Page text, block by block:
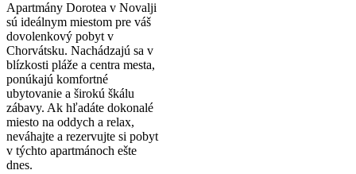
Apartmány Dorotea v Novalji
sú ideálnym miestom pre váš
dovolenkový pobyt v
Chorvátsku. Nachádzajú sa v
blízkosti pláže a centra mesta,
ponúkajú komfortné
ubytovanie a širokú škálu
zábavy. Ak hľadáte dokonalé
miesto na oddych a relax,
neváhajte a rezervujte si pobyt
v týchto apartmánoch ešte
dnes.